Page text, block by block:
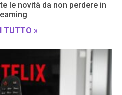
le novità da non perdere in
TUTTO »